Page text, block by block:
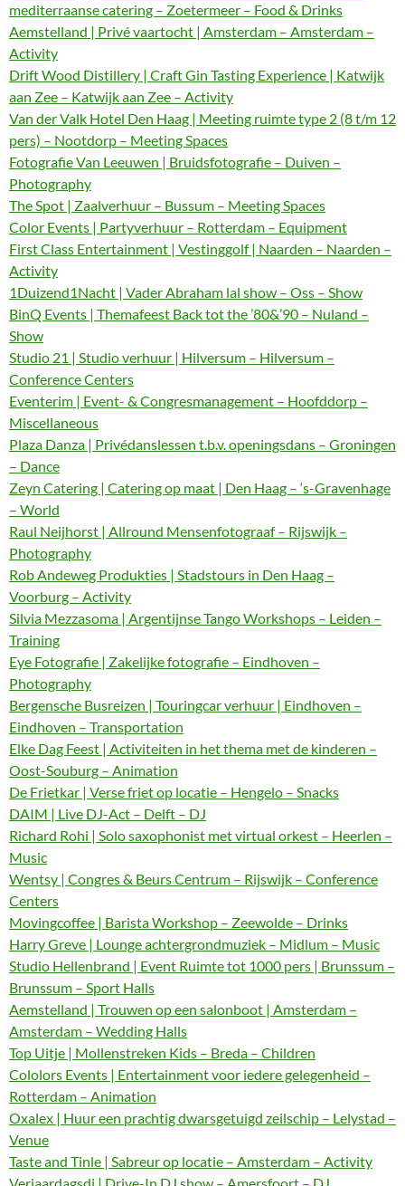
mediterraanse catering – Zoetermeer – Food & Drinks
Aemstelland | Privé vaartocht | Amsterdam – Amsterdam –
Activity
Drift Wood Distillery | Craft Gin Tasting Experience | Katwijk
aan Zee – Katwijk aan Zee – Activity
Van der Valk Hotel Den Haag | Meeting ruimte type 2 (8 t/m 12
pers) – Nootdorp – Meeting Spaces
Fotografie Van Leeuwen | Bruidsfotografie – Duiven –
Photography
The Spot | Zaalverhuur – Bussum – Meeting Spaces
Color Events | Partyverhuur – Rotterdam – Equipment
First Class Entertainment | Vestinggolf | Naarden – Naarden –
Activity
1Duizend1Nacht | Vader Abraham lal show – Oss – Show
BinQ Events | Themafeest Back tot the ’80&’90 – Nuland –
Show
Studio 21 | Studio verhuur | Hilversum – Hilversum –
Conference Centers
Eventerim | Event- & Congresmanagement – Hoofddorp –
Miscellaneous
Plaza Danza | Privédanslessen t.b.v. openingsdans – Groningen
– Dance
Zeyn Catering | Catering op maat | Den Haag – ‘s-Gravenhage
– World
Raul Neijhorst | Allround Mensenfotograaf – Rijswijk –
Photography
Rob Andeweg Produkties | Stadstours in Den Haag –
Voorburg – Activity
Silvia Mezzasoma | Argentijnse Tango Workshops – Leiden –
Training
Eye Fotografie | Zakelijke fotografie – Eindhoven –
Photography
Bergensche Busreizen | Touringcar verhuur | Eindhoven –
Eindhoven – Transportation
Elke Dag Feest | Activiteiten in het thema met de kinderen –
Oost-Souburg – Animation
De Frietkar | Verse friet op locatie – Hengelo – Snacks
DAIM | Live DJ-Act – Delft – DJ
Richard Rohi | Solo saxophonist met virtual orkest – Heerlen –
Music
Wentsy | Congres & Beurs Centrum – Rijswijk – Conference
Centers
Movingcoffee | Barista Workshop – Zeewolde – Drinks
Harry Greve | Lounge achtergrondmuziek – Midlum – Music
Studio Hellenbrand | Event Ruimte tot 1000 pers | Brunssum –
Brunssum – Sport Halls
Aemstelland | Trouwen op een salonboot | Amsterdam –
Amsterdam – Wedding Halls
Top Uitje | Mollenstreken Kids – Breda – Children
Cololors Events | Entertainment voor iedere gelegenheid –
Rotterdam – Animation
Oxalex | Huur een prachtig dwarsgetuigd zeilschip – Lelystad –
Venue
Taste and Tinle | Sabreur op locatie – Amsterdam – Activity